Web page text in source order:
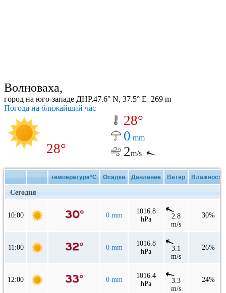
Волноваха,
город на юго-западе ДНР,47.6° N, 37.5° E 269 m
Погода на ближайший час
28°
28°
0 mm
2m/s
температура°C Осадки Давление Ветер Влажность
Сегодня
10:00 0 mm
1016.8
hPa
2.8
m/s
30%
11:00 0 mm
1016.8
hPa
3.1
m/s
26%
12:00 0 mm
1016.4
hPa
3.3
m/s
24%